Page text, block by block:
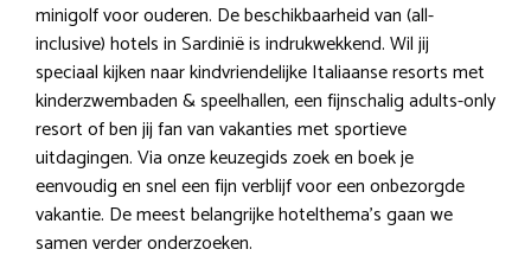
minigolf voor ouderen. De beschikbaarheid van (all-
inclusive) hotels in Sardinië is indrukwekkend. Wil jij
speciaal kijken naar kindvriendelijke Italiaanse resorts met
kinderzwembaden & speelhallen, een fijnschalig adults-only
resort of ben jij fan van vakanties met sportieve
uitdagingen. Via onze keuzegids zoek en boek je
eenvoudig en snel een fijn verblijf voor een onbezorgde
vakantie. De meest belangrijke hotelthema’s gaan we
samen verder onderzoeken.